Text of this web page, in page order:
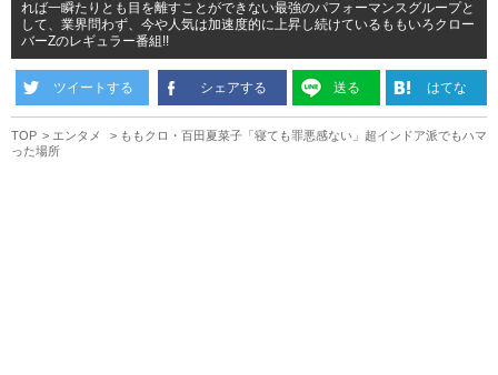
れば一瞬たりとも目を離すことができない最強のパフォーマンスグループと
して、業界問わず、今や人気は加速度的に上昇し続けているももいろクロー
バーZのレギュラー番組!!
ツイートする シェアする 送る はてな
TOP エンタメ
ももクロ・百田夏菜子「寝ても罪悪感ない」超インドア派でもハマ
った場所